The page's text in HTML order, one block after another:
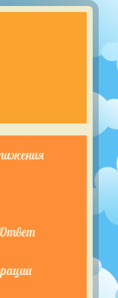
Ответ